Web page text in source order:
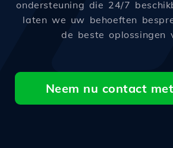
ondersteuning die 24/7
laten we uw behoeften
de beste oplossingen
Neem nu contact